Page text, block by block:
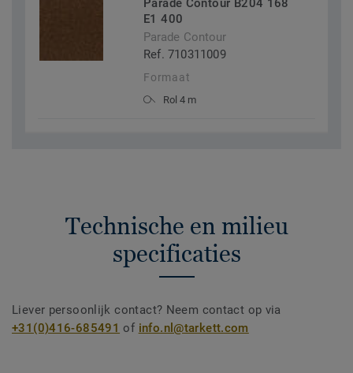
Parade Contour B204 168
E1 400
Parade Contour
Ref. 710311009
Formaat
Rol 4 m
Technische en milieu
specificaties
Liever persoonlijk contact? Neem contact op via
+31(0)416-685491 of info.nl@tarkett.com